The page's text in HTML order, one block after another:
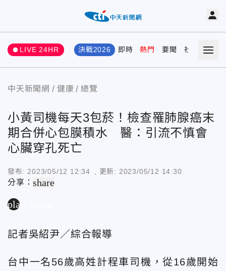
LIVE 24HR 決戰2026 即時 熱門 要聞 社會 娛樂
中天新聞網 健康 總覽
小黃司機每天3包菸！檢查罹肺腺癌末
期合併心包膜積水 醫：引流不慎會
心臟穿孔死亡
發布: 2023/05/12 12:34 , 更新: 2023/05/12 14:30
分享：share
play_arrow
記者吳紹尹／綜合報導
台中一名56歲高姓計程車司機，從16歲開始